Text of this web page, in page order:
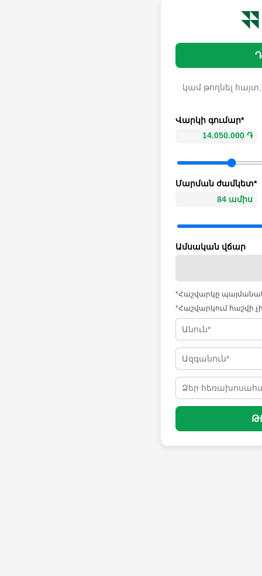
կամ թողնել
Վարկի գումար*
Մարման ժամկետ*
Ամսական վճար
*Հաշվարկը
*Հաշվարկում հաշվի